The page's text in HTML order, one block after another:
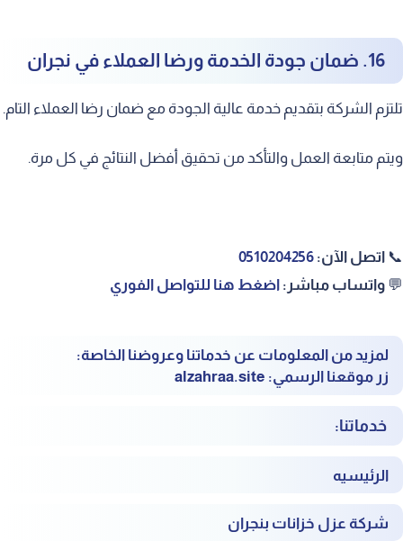
16. ضمان جودة الخدمة ورضا العملاء في نجران
تلتزم الشركة بتقديم خدمة عالية الجودة مع ضمان رضا العملاء التام.
ويتم متابعة العمل والتأكد من تحقيق أفضل النتائج في كل مرة.
📞 اتصل الآن: ‎0510204256
💬 واتساب مباشر: اضغط هنا للتواصل الفوري
لمزيد من المعلومات عن خدماتنا وعروضنا الخاصة:
زر موقعنا الرسمي: alzahraa.site
خدماتنا:
الرئيسيه
شركة عزل خزانات بنجران